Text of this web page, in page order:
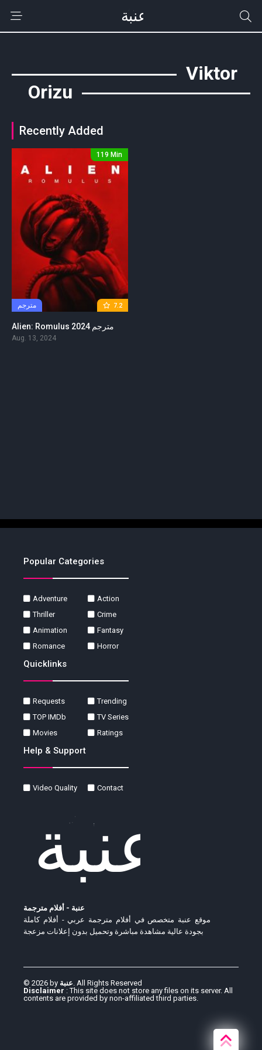
Viktor
Orizu
Recently Added
7.2 مترجم
119 Min
Alien: Romulus 2024 مترجم
Aug. 13, 2024
Popular Categories
Adventure
Action
Thriller
Crime
Animation
Fantasy
Romance
Horror
Quicklinks
Requests
Trending
TOP IMDb
TV Series
Movies
Ratings
Help & Support
Video Quality Contact
عنبة - أفلام مترجمة
موقع عنبة متخصص في أفلام مترجمة عربي - أفلام كاملة
بجودة عالية مشاهدة مباشرة وتحميل بدون إعلانات مزعجة
© 2026 by عنبة. All Rights Reserved
Disclaimer : This site does not store any files on its server. All
contents are provided by non-affiliated third parties.